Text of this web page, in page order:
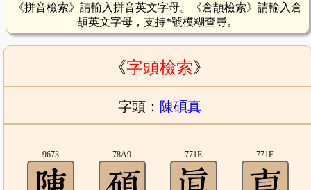
《拼音檢索》請輸入拼音英文字母。《倉頡檢索》請輸入倉
頡英文字母，支持*號模糊查尋。
《字頭檢索》
字頭： 陳碩真
9673 78A9 771E 771F